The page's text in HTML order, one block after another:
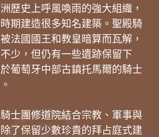
歷史上呼風喚雨的強大組織，
期建造很多知名建築。聖殿騎
法國國王和教皇暗算而瓦解，
少，但仍有一些遺跡保留下
葡萄牙中部古鎮托馬爾的騎士
士團修道院結合宗教、軍事與
了保留少數珍貴的拜占庭式建